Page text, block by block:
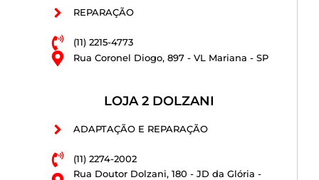
REPARAÇÃO
(11) 2215-4773
Rua Coronel Diogo, 897 - VL Mariana - SP
LOJA 2 DOLZANI
ADAPTAÇÃO E REPARAÇÃO
(11) 2274-2002
Rua Doutor Dolzani, 180 - JD da Glória -